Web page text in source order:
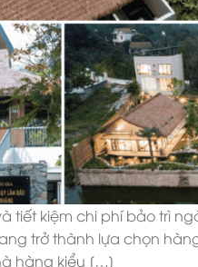
tiết kiệm chi phí bảo trì
trở thành lựa chọn
hàng kiểu […]